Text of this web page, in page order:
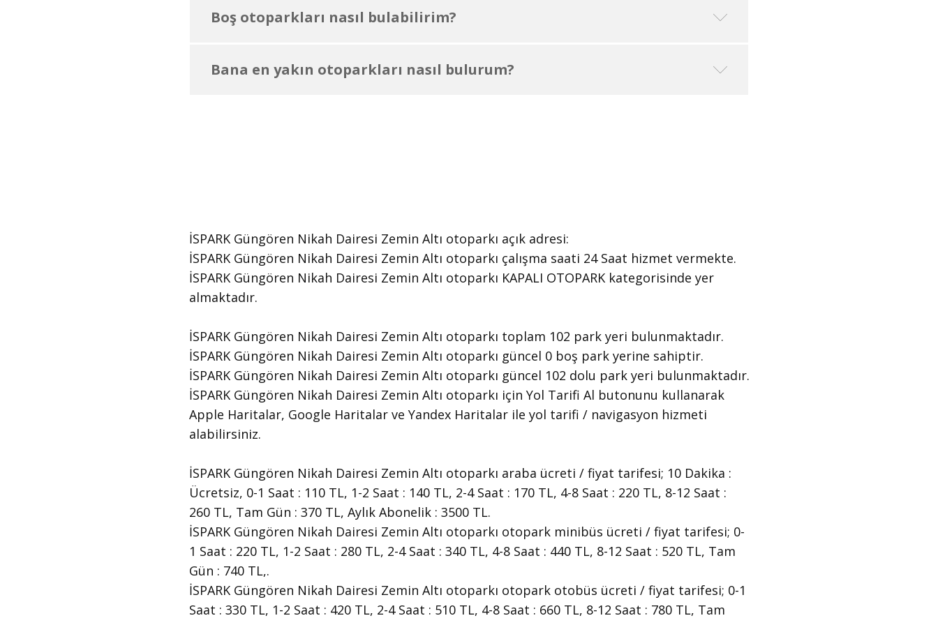
Boş otoparkları nasıl bulabilirim?
Bana en yakın otoparkları nasıl bulurum?
İSPARK Güngören Nikah Dairesi Zemin Altı otoparkı ​açık adresi:
İSPARK Güngören Nikah Dairesi Zemin Altı otoparkı ​çalışma saati 24 Saat ​hizmet vermekte.
​İSPARK Güngören Nikah Dairesi Zemin Altı otoparkı KAPALI OTOPARK kategorisinde yer
almaktadır.
İSPARK Güngören Nikah Dairesi Zemin Altı otoparkı toplam 102 park yeri bulunmaktadır.
İSPARK Güngören Nikah Dairesi Zemin Altı otoparkı güncel 0 boş park yerine sahiptir.
İSPARK Güngören Nikah Dairesi Zemin Altı otoparkı güncel 102 dolu park yeri bulunmaktadır.
İSPARK Güngören Nikah Dairesi Zemin Altı otoparkı için Yol Tarifi Al butonunu kullanarak
Apple Haritalar, Google Haritalar ve Yandex Haritalar ile yol tarifi / navigasyon hizmeti
alabilirsiniz.
İSPARK Güngören Nikah Dairesi Zemin Altı otoparkı araba ücreti / fiyat tarifesi; 10 Dakika :
Ücretsiz, 0-1 Saat : 110 TL, 1-2 Saat : 140 TL, 2-4 Saat : 170 TL, 4-8 Saat : 220 TL, 8-12 Saat :
260 TL, Tam Gün : 370 TL, Aylık Abonelik : 3500 TL.
İSPARK Güngören Nikah Dairesi Zemin Altı otoparkı otopark minibüs ücreti / fiyat tarifesi; 0-
1 Saat : 220 TL, 1-2 Saat : 280 TL, 2-4 Saat : 340 TL, 4-8 Saat : 440 TL, 8-12 Saat : 520 TL, Tam
Gün : 740 TL,.
İSPARK Güngören Nikah Dairesi Zemin Altı otoparkı otopark otobüs ücreti / fiyat tarifesi; 0-1
Saat : 330 TL, 1-2 Saat : 420 TL, 2-4 Saat : 510 TL, 4-8 Saat : 660 TL, 8-12 Saat : 780 TL, Tam